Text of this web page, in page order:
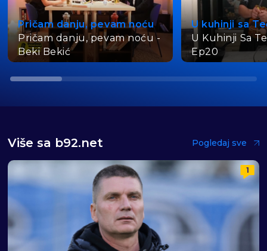
Pričam danju, pevam noću
Pričam danju, pevam noću -
Beki Bekić
U kuhinji sa
U Kuhinji Sa
Ep20
Više sa b92.net Pogledaj sve
1